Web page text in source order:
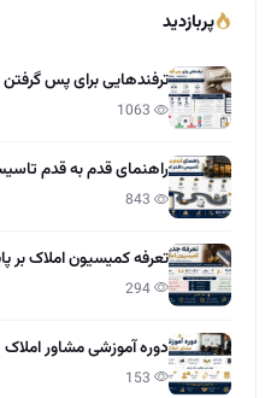
پربازدید
ترفندهایی برای پس
راهنمای قدم به قدم
تعرفه کمیسیون املاک بر
دوره آموزشی مشاور املاک